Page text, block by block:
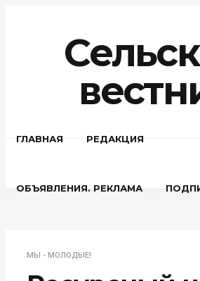
ГЛАВНАЯ РЕДАКЦИЯ
ОБЪЯВЛЕНИЯ. РЕКЛАМА
МЫ - МОЛОДЫЕ!